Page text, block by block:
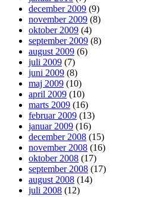
december 2009 (9)
november 2009 (8)
oktober 2009 (4)
september 2009 (8)
august 2009 (6)
juli 2009 (7)
juni 2009 (8)
maj 2009 (10)
april 2009 (10)
marts 2009 (16)
februar 2009 (13)
januar 2009 (16)
december 2008 (15)
november 2008 (16)
oktober 2008 (17)
september 2008 (17)
august 2008 (14)
juli 2008 (12)